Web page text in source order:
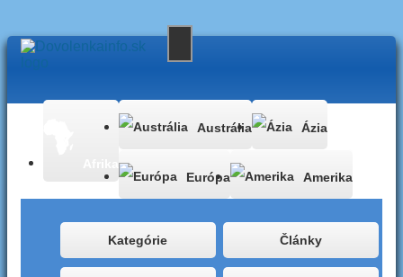
Austrália Ázia
Európa Amerika
Kategórie Články